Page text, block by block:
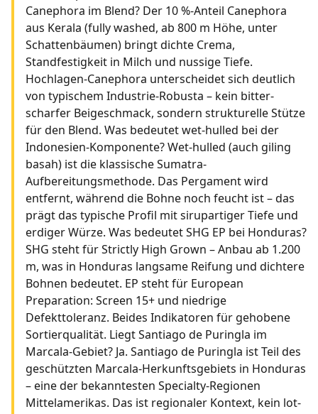
Canephora im Blend? Der 10 %-Anteil Canephora
aus Kerala (fully washed, ab 800 m Höhe, unter
Schattenbäumen) bringt dichte Crema,
Standfestigkeit in Milch und nussige Tiefe.
Hochlagen-Canephora unterscheidet sich deutlich
von typischem Industrie-Robusta – kein bitter-
scharfer Beigeschmack, sondern strukturelle Stütze
für den Blend. Was bedeutet wet-hulled bei der
Indonesien-Komponente? Wet-hulled (auch giling
basah) ist die klassische Sumatra-
Aufbereitungsmethode. Das Pergament wird
entfernt, während die Bohne noch feucht ist – das
prägt das typische Profil mit sirupartiger Tiefe und
erdiger Würze. Was bedeutet SHG EP bei Honduras?
SHG steht für Strictly High Grown – Anbau ab 1.200
m, was in Honduras langsame Reifung und dichtere
Bohnen bedeutet. EP steht für European
Preparation: Screen 15+ und niedrige
Defekttoleranz. Beides Indikatoren für gehobene
Sortierqualität. Liegt Santiago de Puringla im
Marcala-Gebiet? Ja. Santiago de Puringla ist Teil des
geschützten Marcala-Herkunftsgebiets in Honduras
– eine der bekanntesten Specialty-Regionen
Mittelamerikas. Das ist regionaler Kontext, kein lot-